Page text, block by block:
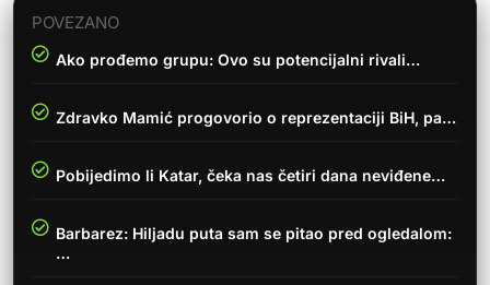
POVEZANO
Ako prođemo grupu: Ovo su potencijalni rivali…
Zdravko Mamić progovorio o reprezentaciji BiH, pa…
Pobijedimo li Katar, čeka nas četiri dana neviđene…
Barbarez: Hiljadu puta sam se pitao pred ogledalom:
…